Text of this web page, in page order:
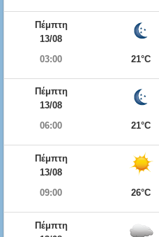
Πέμπτη
13/08
03:00
21°C
Πέμπτη
13/08
06:00
21°C
Πέμπτη
13/08
09:00
26°C
Πέμπτη